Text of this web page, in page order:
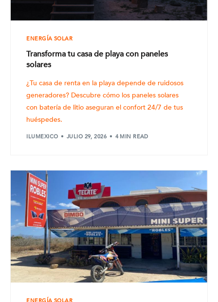
ENERGÍA SOLAR
Transforma tu casa de playa con paneles
solares
¿Tu casa de renta en la playa depende de ruidosos
generadores? Descubre cómo los paneles solares
con batería de litio aseguran el confort 24/7 de tus
huéspedes.
ILUMEXICO JULIO 29, 2026 4 MIN READ